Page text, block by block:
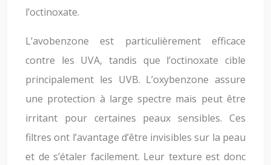
l’octinoxate.
L’avobenzone est particulièrement efficace
contre les UVA, tandis que l’octinoxate cible
principalement les UVB. L’oxybenzone assure
une protection à large spectre mais peut être
irritant pour certaines peaux sensibles. Ces
filtres ont l’avantage d’être invisibles sur la peau
et de s’étaler facilement. Leur texture est donc